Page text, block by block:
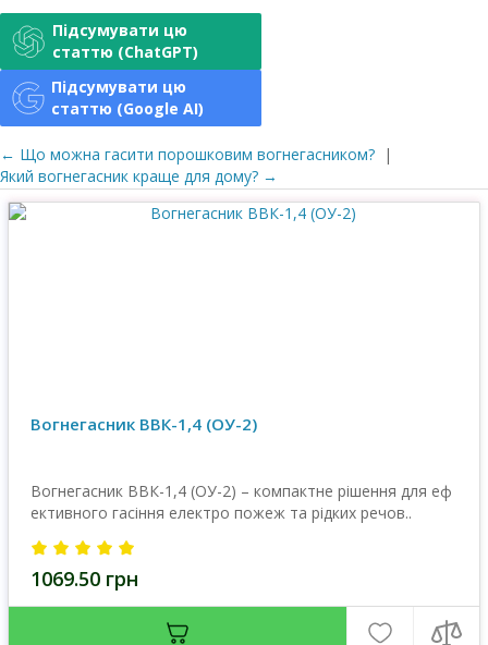
Підсумувати цю
статтю (ChatGPT)
Підсумувати цю
статтю (Google AI)
← Що можна гасити порошковим вогнегасником? |
Який вогнегасник краще для дому? →
Вогнегасник ВВК-1,4 (OУ-2)
Вогнегасник ВВК-1,4 (ОУ-2) – компактне рішення для еф
ективного гасіння електро пожеж та рідких речов..
1069.50 грн